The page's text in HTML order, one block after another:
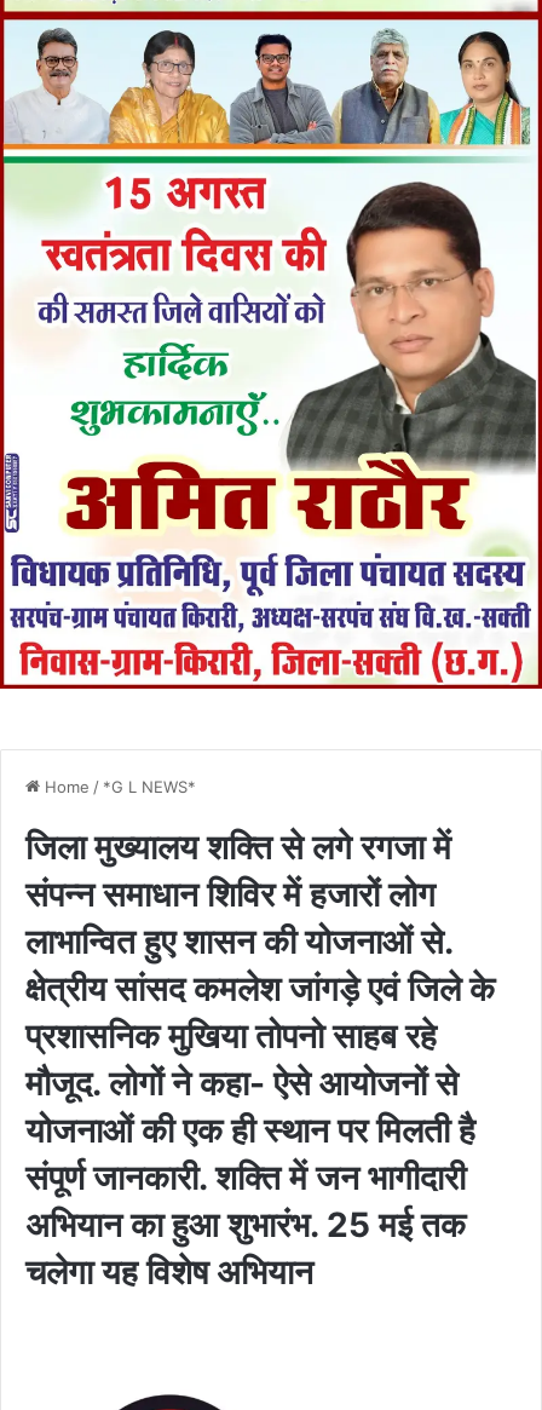
Home / *G L NEWS*
जिला मुख्यालय शक्ति से लगे रगजा में
संपन्न समाधान शिविर में हजारों लोग
लाभान्वित हुए शासन की योजनाओं से.
क्षेत्रीय सांसद कमलेश जांगड़े एवं जिले के
प्रशासनिक मुखिया तोपनो साहब रहे
मौजूद. लोगों ने कहा- ऐसे आयोजनों से
योजनाओं की एक ही स्थान पर मिलती है
संपूर्ण जानकारी. शक्ति में जन भागीदारी
अभियान का हुआ शुभारंभ. 25 मई तक
चलेगा यह विशेष अभियान